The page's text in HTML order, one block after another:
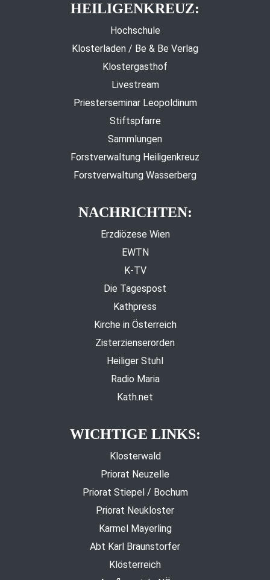
HEILIGENKREUZ:
Hochschule
Klosterladen / Be & Be Verlag
Klostergasthof
Livestream
Priesterseminar Leopoldinum
Stiftspfarre
Sammlungen
Forstverwaltung Heiligenkreuz
Forstverwaltung Wasserberg
NACHRICHTEN:
Erzdiözese Wien
EWTN
K-TV
Die Tagespost
Kathpress
Kirche in Österreich
Zisterzienserorden
Heiliger Stuhl
Radio Maria
Kath.net
WICHTIGE LINKS:
Klosterwald
Priorat Neuzelle
Priorat Stiepel / Bochum
Priorat Neukloster
Karmel Mayerling
Abt Karl Braunstorfer
Klösterreich